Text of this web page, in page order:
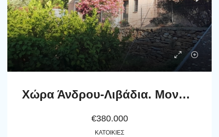
Χώρα Άνδρου-Λιβάδια. Μονοκατοικία 225 m2 σε περιβόλι 4.188 m2 με νερό.
€380.000
ΚΑΤΟΙΚΊΕΣ